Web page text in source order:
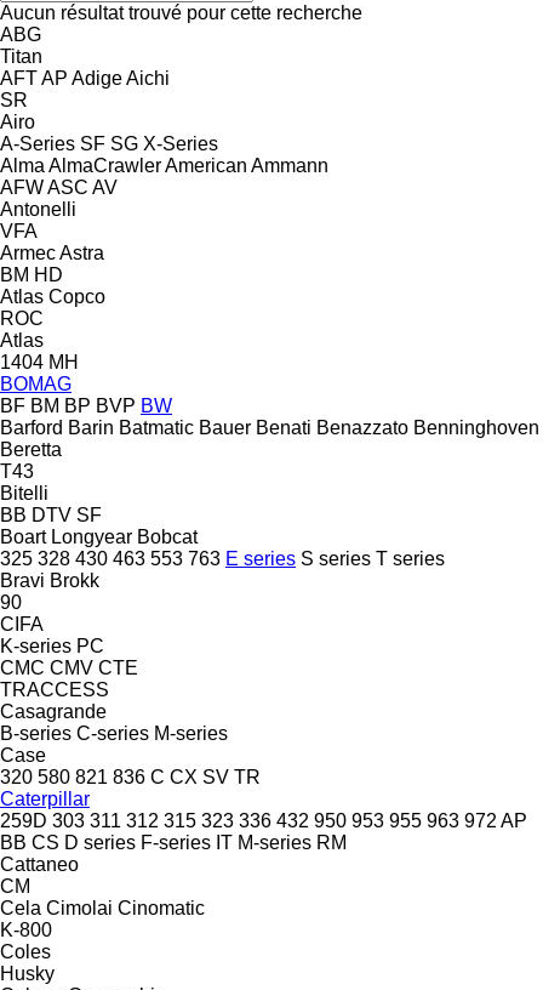
Aucun résultat trouvé pour cette recherche
ABG
Titan
AFTAP AdigeAichi
SR
Airo
A-Series SF SG X-Series
Alma AlmaCrawlerAmerican Ammann
AFWASC AV
Antonelli
VFA
ArmecAstra
BM HD
Atlas Copco
ROC
Atlas
1404 MH
BOMAG
BF BM BP BVP BW
Barford Barin Batmatic Bauer Benati Benazzato Benninghoven
Beretta
T43
Bitelli
BB DTV SF
Boart Longyear Bobcat
325 328 430 463 553 763 E series S series T series
Bravi Brokk
90
CIFA
K-series PC
CMC CMV CTE
TRACCESS
Casagrande
B-series C-series M-series
Case
320 580 821 836 C CX SV TR
Caterpillar
259D 303 311 312 315 323 336 432 950 953 955 963 972 AP
BB CS D series F-series IT M-series RM
Cattaneo
CM
Cela Cimolai Cinomatic
K-800
Coles
Husky